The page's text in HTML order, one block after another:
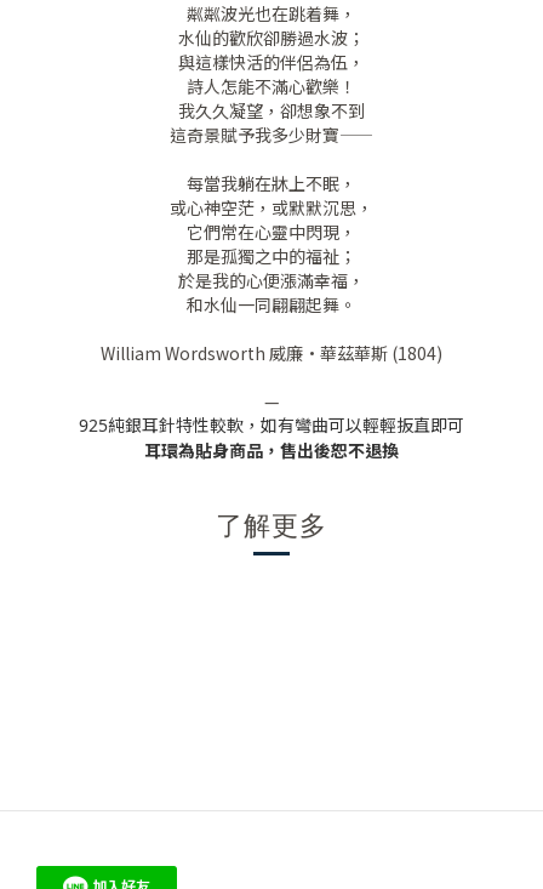
粼粼波光也在跳着舞，
水仙的歡欣卻勝過水波；
與這樣快活的伴侶為伍，
詩人怎能不滿心歡樂！
我久久凝望，卻想象不到
這奇景賦予我多少財寶——
每當我躺在牀上不眠，
或心神空茫，或默默沉思，
它們常在心靈中閃現，
那是孤獨之中的福祉；
於是我的心便漲滿幸福，
和水仙一同翩翩起舞。
William Wordsworth 威廉·華茲華斯 (1804)
—
925純銀耳針特性較軟，如有彎曲可以輕輕扳直即可
耳環為貼身商品，售出後恕不退換
了解更多